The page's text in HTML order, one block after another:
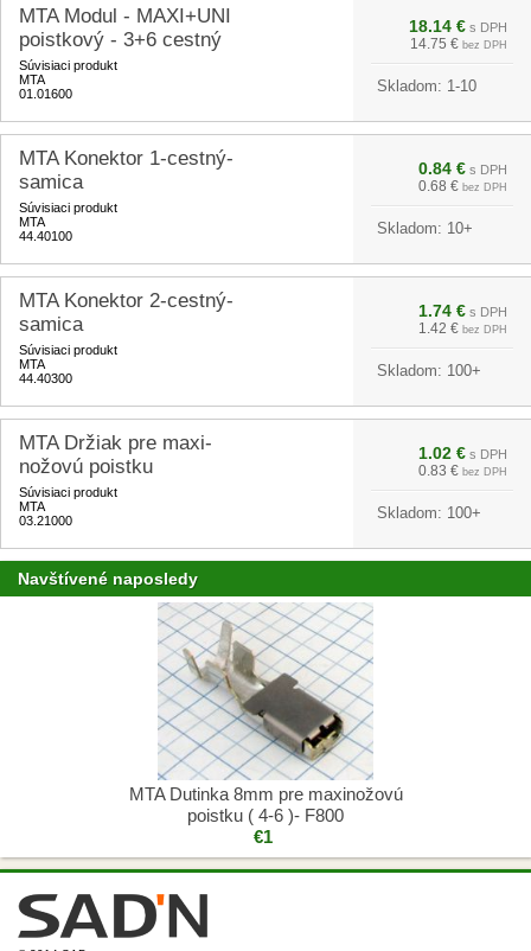
MTA Modul - MAXI+UNI
poistkový - 3+6 cestný
Súvisiaci produkt
MTA
01.01600
18.14 € s DPH
14.75 € bez DPH
Skladom: 1-10
MTA Konektor 1-cestný-
samica
Súvisiaci produkt
MTA
44.40100
0.84 € s DPH
0.68 € bez DPH
Skladom: 10+
MTA Konektor 2-cestný-
samica
Súvisiaci produkt
MTA
44.40300
1.74 € s DPH
1.42 € bez DPH
Skladom: 100+
MTA Držiak pre maxi-
nožovú poistku
Súvisiaci produkt
MTA
03.21000
1.02 € s DPH
0.83 € bez DPH
Skladom: 100+
Navštívené naposledy
MTA Dutinka 8mm pre maxinožovú
poistku ( 4-6 )- F800
€1